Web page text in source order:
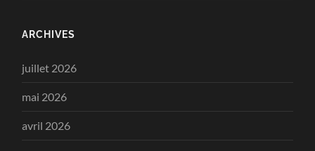
ARCHIVES
juillet 2026
mai 2026
avril 2026